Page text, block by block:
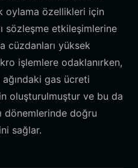
oylama özellikleri için
sözleşme etkileşimlerine
cüzdanları yüksek
işlemlere odaklanırken,
gas ücreti
oluşturulmuştur ve bu da
dönemlerinde doğru
sağlar.